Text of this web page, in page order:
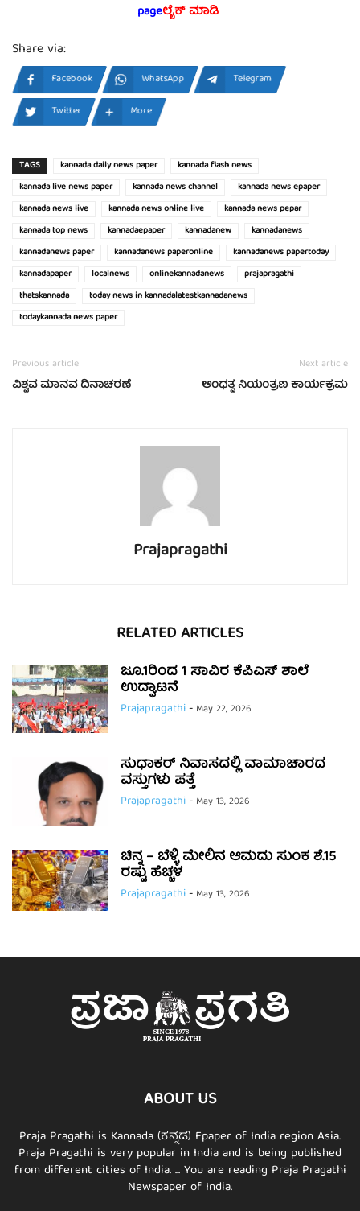
pageಲೈಕ್ ಮಾಡಿ
Share via:
Facebook WhatsApp
Telegram
Twitter
More
TAGS kannada daily news paper
kannada flash news
kannada live news paper
kannada news channel
kannada news epaper
kannada news live
kannada news online live
kannada news pepar
kannada top news
kannadaepaper kannadanew
kannadanews
kannadanews paper
kannadanews paperonline
kannadanews papertoday
kannadapaper
localnews onlinekannadanews
prajapragathi
thatskannada
today news in kannadalatestkannadanews
todaykannada news paper
Previous article
ವಿಶ್ವವ ಮಾನವ ದಿನಾಚರಣೆ
Next article
ಅಂಧತ್ವ ನಿಯಂತ್ರಣ ಕಾರ್ಯಕ್ರಮ
Prajapragathi
RELATED ARTICLES
ಜೂ.1ರಿಂದ 1 ಸಾವಿರ ಕೆಪಿಎಸ್ ಶಾಲೆ
ಉದ್ಘಾಟನೆ
Prajapragathi- May 22, 2026
ಸುಧಾಕರ್ ನಿವಾಸದಲ್ಲಿ ವಾಮಾಚಾರದ
ವಸ್ತುಗಳು ಪತ್ತೆ
Prajapragathi- May 13, 2026
ಚಿನ್ನ – ಬೆಳ್ಳಿ ಮೇಲಿನ ಆಮದು ಸುಂಕ ಶೆ.15
ರಷ್ಟು ಹೆಚ್ಚಳ
Prajapragathi- May 13, 2026
ABOUT US
Praja Pragathi is Kannada (ಕನ್ನಡ) Epaper of India region Asia.
Praja Pragathi is very popular in India and is being published
from different cities of India. ... You are reading Praja Pragathi
Newspaper of India.